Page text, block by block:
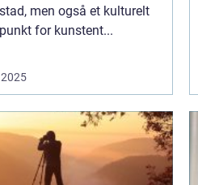
men også et kulturelt
for kunstent...